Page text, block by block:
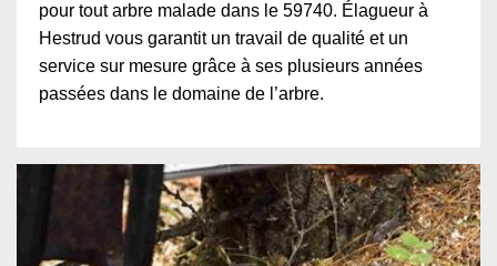
pour tout arbre malade dans le 59740. Élagueur à
Hestrud vous garantit un travail de qualité et un
service sur mesure grâce à ses plusieurs années
passées dans le domaine de l’arbre.